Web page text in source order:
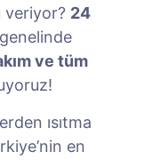
veriyor? 24
ve tüm
ısıtma
en